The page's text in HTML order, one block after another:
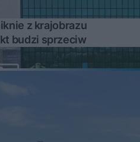
z krajobrazu
budzi sprzeciw